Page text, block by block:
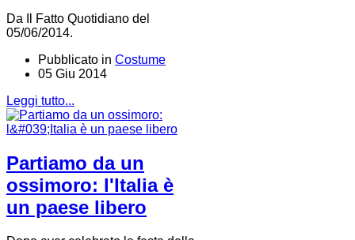
Da Il Fatto Quotidiano del
05/06/2014.
Pubblicato in Costume
05 Giu 2014
Leggi tutto...
Partiamo da un
ossimoro: l'Italia è
un paese libero